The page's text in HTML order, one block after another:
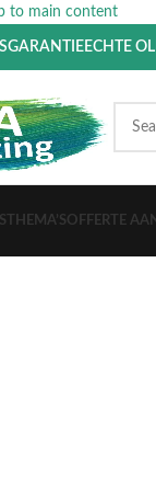
to main content
ECHTE
THEMA’SOFFERTE